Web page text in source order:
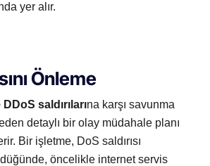
yer alır.
Önleme
saldırılarına karşı savunma
detaylı bir olay müdahale planı
Bir işletme, DoS saldırısı
öncelikle internet servis